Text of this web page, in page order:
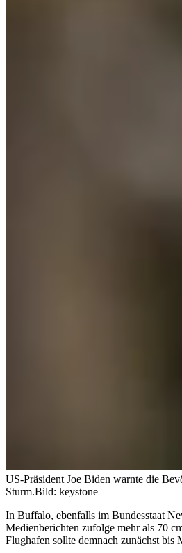
US-Präsident Joe Biden warnte die
Sturm.Bild: keystone
In Buffalo, ebenfalls im Bundesstaat
Medienberichten zufolge mehr als 70
Flughafen sollte demnach zunächst bis